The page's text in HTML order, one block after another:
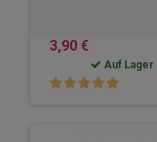
3,90 €
Auf Lager